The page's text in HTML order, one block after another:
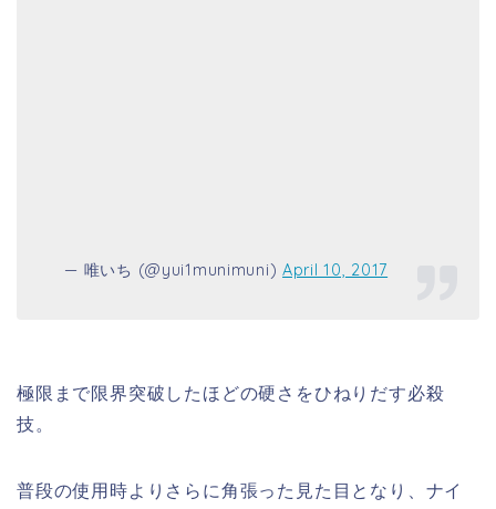
— 唯いち (@yui1munimuni)April 10, 2017
極限まで限界突破したほどの硬さをひねりだす必殺
技。
普段の使用時よりさらに角張った見た目となり、ナイ